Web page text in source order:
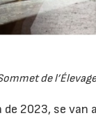
de
de 2023, se